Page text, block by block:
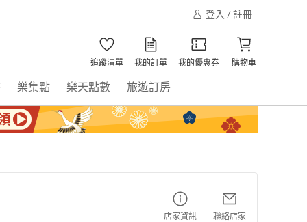
登入 / 註冊
追蹤清單 我的訂單 我的優惠券 購物車
樂集點 樂天點數 旅遊訂房
店家資訊 聯絡店家